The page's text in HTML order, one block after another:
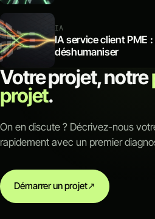
IA
IA service client PME
déshumaniser
Votre projet, notre
projet.
On en discute ? Décrivez-nous
rapidement avec un premier
Démarrer un projet↗